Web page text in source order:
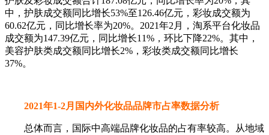
中，护肤成交额同比增长53%至126.46亿元，彩妆成交额为
60.62亿元，同比增长率为20%。2021年2月，淘系平台化妆品
成交额为147.39亿元，同比增长11%，环比下降22%。其中，
美容护肤类成交额同比增长2%，彩妆类成交额同比增长
37%。
2021年1-2月国内外化妆品品牌市占率数据分析
总体而言，国际中高端品牌化妆品的占有率较高。从地域